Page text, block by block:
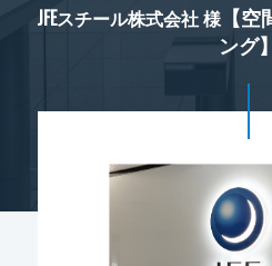
JFEスチール株式会社 様【空
ング】